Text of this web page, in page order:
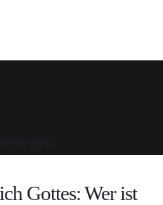
Gottes: Wer ist